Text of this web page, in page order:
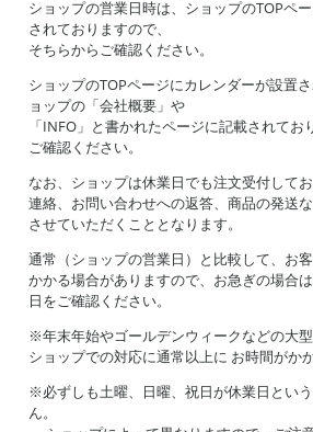
ショップの営業日時は、ショップのTOPペ
されておりますので、
そちらからご確認ください。
ショップのTOPページにカレンダーが設置
ョップの「会社概要」や
「INFO」と書かれたページに記載されてお
ご確認ください。
なお、ショップは休業日でも注文受付して
連絡、お問い合わせへの返答、商品の発送
させていただくこととなります。
通常（ショップの営業日）と比較して、お
かかる場合がありますので、お急ぎの場合
日をご確認ください。
※年末年始やゴールデンウィークなどの大型
ショップでの対応に通常以上に お時間がか
※必ずしも土曜、日曜、祝日が休業日とい
ん。